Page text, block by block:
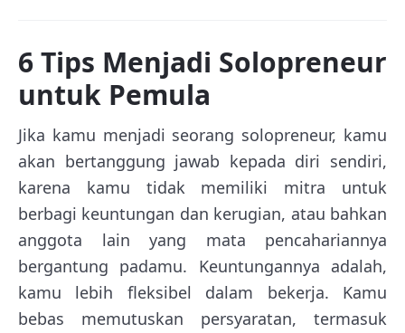
6 Tips Menjadi Solopreneur
untuk Pemula
Jika kamu menjadi seorang solopreneur, kamu
akan bertanggung jawab kepada diri sendiri,
karena kamu tidak memiliki mitra untuk
berbagi keuntungan dan kerugian, atau bahkan
anggota lain yang mata pencahariannya
bergantung padamu. Keuntungannya adalah,
kamu lebih fleksibel dalam bekerja. Kamu
bebas memutuskan persyaratan, termasuk